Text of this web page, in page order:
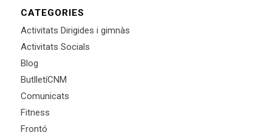
CATEGORIES
Activitats Dirigides i gimnàs
Activitats Socials
Blog
ButlletíCNM
Comunicats
Fitness
Frontó